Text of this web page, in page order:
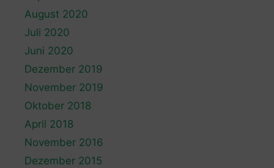
August 2020
Juli 2020
Juni 2020
Dezember 2019
November 2019
Oktober 2018
April 2018
November 2016
Dezember 2015